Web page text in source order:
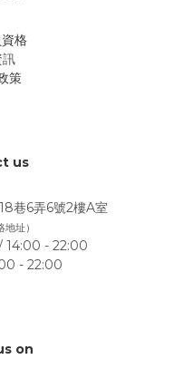
格
訊
策
us
巷6弄6號2樓A室
地址）
14:00 - 22:00
- 22:00
on